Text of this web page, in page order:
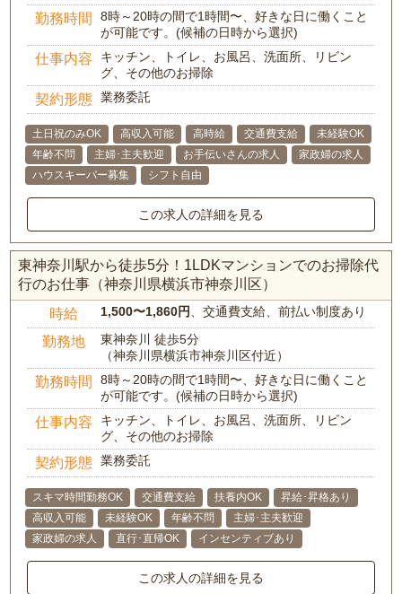
勤務時間
8時～20時の間で1時間〜、好きな日に働くこと
が可能です。(候補の日時から選択)
仕事内容
キッチン、トイレ、お風呂、洗面所、リビン
グ、その他のお掃除
契約形態 業務委託
土日祝のみOK 高収入可能 高時給 交通費支給
未経験OK
年齢不問
主婦･主夫歓迎 お手伝いさんの求人
家政婦の求人
ハウスキーパー募集
シフト自由
この求人の詳細を見る
東神奈川駅から徒歩5分！1LDKマンションでのお掃除代
行のお仕事（神奈川県横浜市神奈川区）
時給 1,500〜1,860円 、交通費支給、前払い制度あり
勤務地
東神奈川 徒歩5分
（神奈川県横浜市神奈川区付近）
勤務時間
8時～20時の間で1時間〜、好きな日に働くこと
が可能です。(候補の日時から選択)
仕事内容
キッチン、トイレ、お風呂、洗面所、リビン
グ、その他のお掃除
契約形態 業務委託
スキマ時間勤務OK 交通費支給 扶養内OK
昇給･昇格あり
高収入可能
未経験OK 年齢不問
主婦･主夫歓迎
家政婦の求人
直行･直帰OK インセンティブあり
この求人の詳細を見る